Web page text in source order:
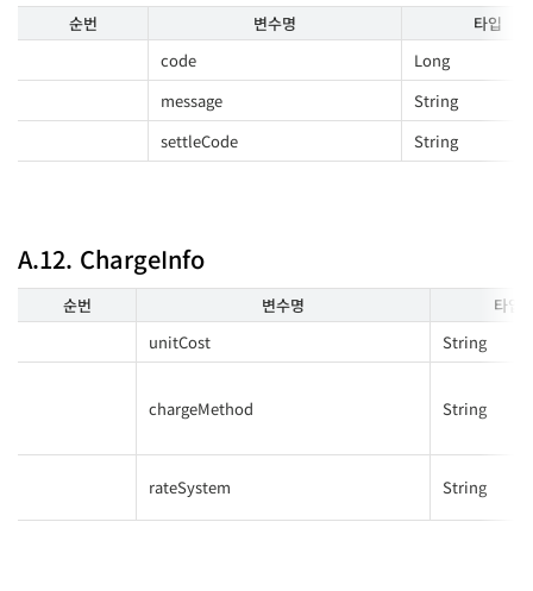
순번 변수명
타입
code
Long
message
String
settleCode
String
A.12. ChargeInfo
순번 변수명
타입
unitCost
String
chargeMethod String
rateSystem String